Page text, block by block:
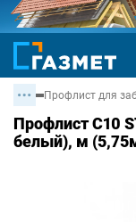
Профлист для
Профлист С10
белый), м